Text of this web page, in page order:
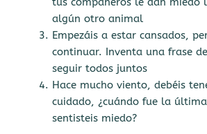
algún otro animal
Empezáis a estar cansados,
continuar. Inventa una frase
seguir todos juntos
Hace mucho viento, debéis
cuidado, ¿cuándo fue la
sentisteis miedo?